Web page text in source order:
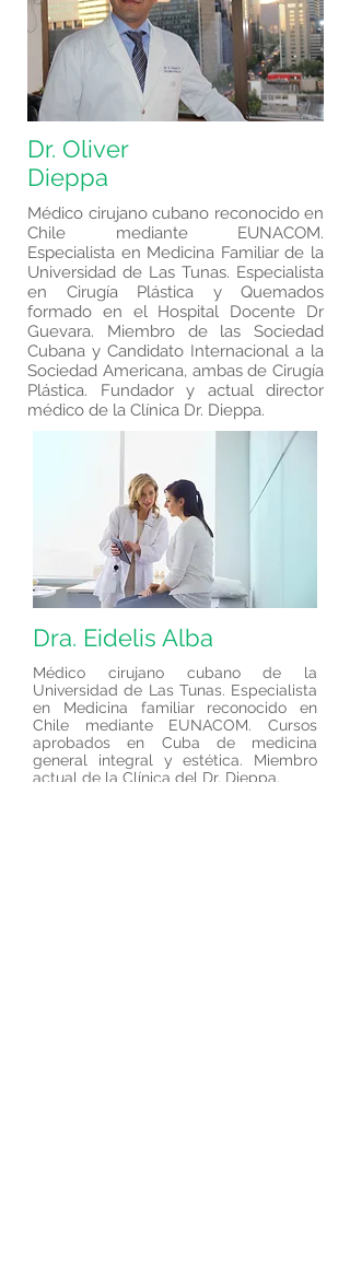
Dr. Oliver
Dieppa
Médico cirujano cubano reconocido en
Chile mediante EUNACOM.
Especialista en Medicina Familiar de la
Universidad de Las Tunas. Especialista
en Cirugía Plástica y Quemados
formado en el Hospital Docente Dr
Guevara. Miembro de las Sociedad
Cubana y Candidato Internacional a la
Sociedad Americana, ambas de Cirugía
Plástica. Fundador y actual director
médico de la Clínica Dr. Dieppa.
Dra. Eidelis Alba
Médico cirujano cubano de la
Universidad de Las Tunas. Especialista
en Medicina familiar reconocido en
Chile mediante EUNACOM. Cursos
aprobados en Cuba de medicina
general integral y estética. Miembro
actual de la Clínica del Dr. Dieppa.